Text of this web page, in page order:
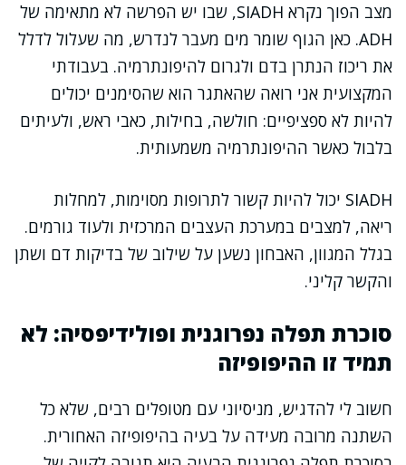
מצב הפוך נקרא SIADH, שבו יש הפרשה לא מתאימה של
ADH. כאן הגוף שומר מים מעבר לנדרש, מה שעלול לדלל
את ריכוז הנתרן בדם ולגרום להיפונתרמיה. בעבודתי
המקצועית אני רואה שהאתגר הוא שהסימנים יכולים
להיות לא ספציפיים: חולשה, בחילות, כאבי ראש, ולעיתים
בלבול כאשר ההיפונתרמיה משמעותית.
SIADH יכול להיות קשור לתרופות מסוימות, למחלות
ריאה, למצבים במערכת העצבים המרכזית ולעוד גורמים.
בגלל המגוון, האבחון נשען על שילוב של בדיקות דם ושתן
והקשר קליני.
סוכרת תפלה נפרוגנית ופולידיפסיה: לא
תמיד זו ההיפופיזה
חשוב לי להדגיש, מניסיוני עם מטופלים רבים, שלא כל
השתנה מרובה מעידה על בעיה בהיפופיזה האחורית.